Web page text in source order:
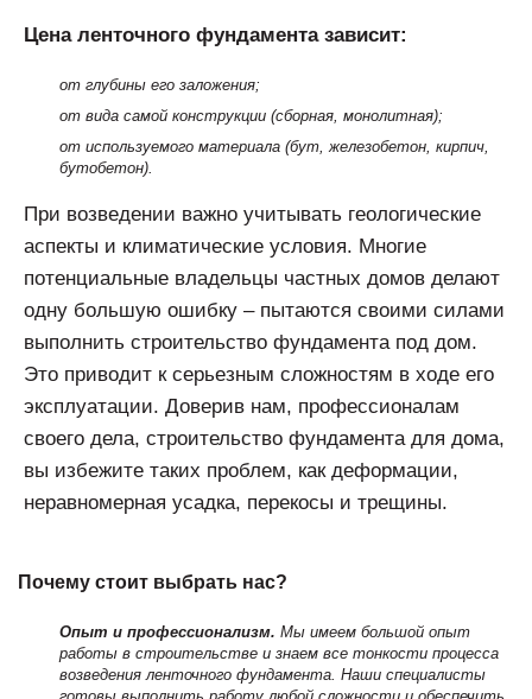
Цена ленточного фундамента зависит:
от глубины его заложения;
от вида самой конструкции (сборная, монолитная);
от используемого материала (бут, железобетон, кирпич,
бутобетон).
При возведении важно учитывать геологические
аспекты и климатические условия. Многие
потенциальные владельцы частных домов делают
одну большую ошибку – пытаются своими силами
выполнить строительство фундамента под дом.
Это приводит к серьезным сложностям в ходе его
эксплуатации. Доверив нам, профессионалам
своего дела, строительство фундамента для дома,
вы избежите таких проблем, как деформации,
неравномерная усадка, перекосы и трещины.
Почему стоит выбрать нас?
Опыт и профессионализм. Мы имеем большой опыт
работы в строительстве и знаем все тонкости процесса
возведения ленточного фундамента. Наши специалисты